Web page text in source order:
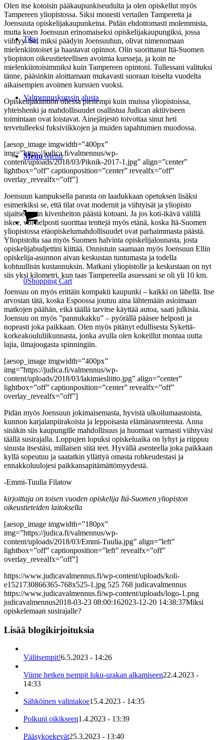
Tilaa
Valmennuskurssin alusta
Menu Menu
0Shopping Cart
Olen itse kotoisin pääkaupunkiseudulta ja olen opiskellut myös
Tampereen yliopistossa. Siksi monesti vertailen Tamperetta ja
Joensuuta opiskelijakaupunkeina. Pidän ehdottomasti molemmista,
mutta koen Joensuun erinomaiseksi opiskelijakaupungiksi, jossa
viihtyy. Se, miksi päädyin Joensuuhun, olivat nimenomaan
mielenkiintoiset ja haastavat opinnot. Olin suorittanut Itä-Suomen
yliopiston oikeustieteellisen avoimia kursseja, ja koin ne
mielenkiintoisimmiksi kuin Tampereen opintoni. Tullessani valituksi
tänne, pääsinkin aloittamaan mukavasti suoraan toiselta vuodelta
aikaisempien avoimen kurssien vuoksi.
Opiskelijakiintiön ollessa pienempi kuin muissa yliopistoissa,
yhteishenki ja mahdollisuudet osallistua Judican aktiiviseen
toimintaan ovat loistavat. Ainejärjestö toivottaa sinut heti
tervetulleeksi fuksiviikkojen ja muiden tapahtumien muodossa.
[aesop_image imgwidth=”400px”
img=”https://judica.fi/valmennus/wp-
content/uploads/2018/03/Piknik-2017-1.jpg” align=”center”
lightbox=”off” captionposition=”center” revealfx=”off”
overlay_revealfx=”off”]
Joensuun kampuksella parasta on laadukkaan opetuksen lisäksi
esimerkiksi se, että tilat ovat modernit ja viihtyisät ja yliopisto
sijaitsee vain kivenheiton päästä kotoani. Ja jos koti-ikävä välillä
iskee, voi helposti suorittaa tenttejä myös etänä, koska Itä-Suomen
yliopistossa etäopiskelumahdollisuudet ovat parhaimmasta päästä.
Yliopistolta saa myös Suomen halvinta opiskelijalounasta, josta
opiskelijabudjettini kiittää. Onnistuin saamaan myös Joensuun Ellin
opiskelija-asunnon aivan keskustan tuntumasta ja todella
kohtuullisin kustannuksin. Matkani yliopistolle ja keskustaan on nyt
siis yksi kilometri, kun taas Tampereella asuessani se oli yli 10 km.
Joensuu on myös erittäin kompakti kaupunki – kaikki on lähellä. Itse
arvostan tätä, koska Espoossa joutuu aina lähtemään asioimaan
matkojen päähän, eikä täällä tarvitse käyttää autoa, saati julkisia.
Joensuu on myös ”pannukakku” – pyörällä pääsee helposti ja
nopeasti joka paikkaan. Olen myös pitänyt edullisesta Sykettä-
korkeakoululiikunnasta, jonka avulla olen kokeillut montaa uutta
lajia, ilmajoogasta spinningiin.
[aesop_image imgwidth=”400px”
img=”https://judica.fi/valmennus/wp-
content/uploads/2018/03/lakimiesliitto.jpg” align=”center”
lightbox=”off” captionposition=”center” revealfx=”off”
overlay_revealfx=”off”]
Pidän myös Joensuun jokimaisemasta, hyvistä ulkoilumaastoista,
kunnon karjalanpiirakoista ja leppoisasta elämänasenteesta. Anna
sinäkin siis kaupungille mahdollisuus ja huomaat varmasti viihtyväsi
täällä susirajalla. Loppujen lopuksi opiskeluaika on lyhyt ja riippuu
sinusta itsestäsi, millaisen siitä teet. Hyvällä asenteella joka paikkaan
kyllä sopeutuu ja saatatkin yllättyä omasta rohkeudestasi ja
ennakkoluulojesi paikkansapitämättömyydestä.
-Emmi-Tuulia Filatow
kirjoittaja on toisen vuoden opiskelija Itä-Suomen yliopiston
oikeustieteiden laitoksella
[aesop_image imgwidth=”180px”
img=”https://judica.fi/valmennus/wp-
content/uploads/2018/03/Emmi-Tuulia.jpg” align=”left”
lightbox=”off” captionposition=”left” revealfx=”off”
overlay_revealfx=”off”]
https://www.judicavalmennus.fi/wp-content/uploads/koli-
e1521730866365-768x525-1.jpg 525 768 judicavalmennus
https://www.judicavalmennus.fi/wp-content/uploads/logo-1.png
judicavalmennus2018-03-23 08:00:162023-12-20 14:38:37Miksi
opiskelemaan susirajalle?
Lisää blogikirjoituksia
Välitsempit!6.5.2023 - 14:26
Viime hetken tsempit luku-urakan alkamiseen22.4.2023 -
14:33
Sähköinen valintakoe15.4.2023 - 14:35
Polkuni oikikseen1.4.2023 - 13:39
Pääsykoekevät25.3.2023 - 13:40